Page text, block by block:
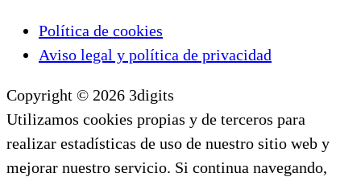
Política de cookies
Aviso legal y política de privacidad
Copyright © 2026 3digits
Utilizamos cookies propias y de terceros para
realizar estadísticas de uso de nuestro sitio web y
mejorar nuestro servicio. Si continua navegando,